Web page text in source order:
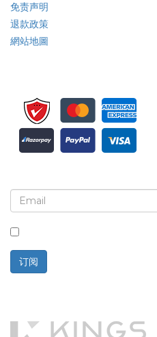
免责声明
退款政策
網站地圖
订阅